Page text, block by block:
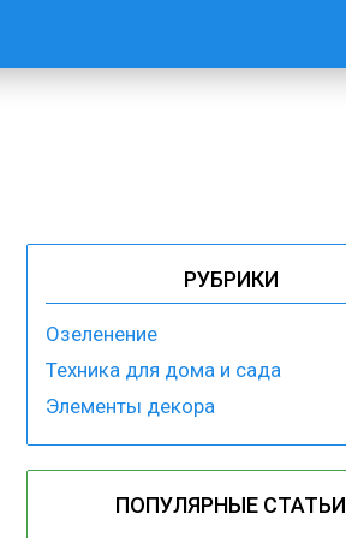
РУБРИКИ
Озеленение
Техника для дома и сада
Элементы декора
ПОПУЛЯРНЫЕ СТАТЬИ